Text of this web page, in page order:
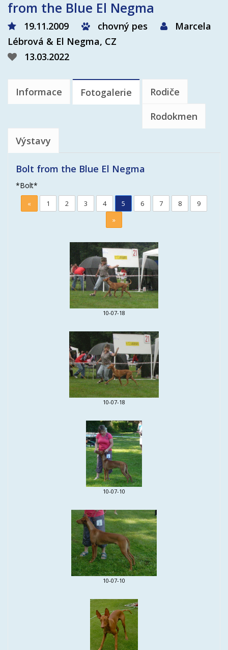
from the Blue El Negma
19.11.2009 chovný pes
Marcela
Lébrová & El Negma, CZ
13.03.2022
Informace Fotogalerie
Rodiče
Rodokmen
Výstavy
Bolt from the Blue El Negma
*Bolt*
« 1 2 3 4 5 6 7 8
9
»
10-07-18
10-07-18
10-07-10
10-07-10